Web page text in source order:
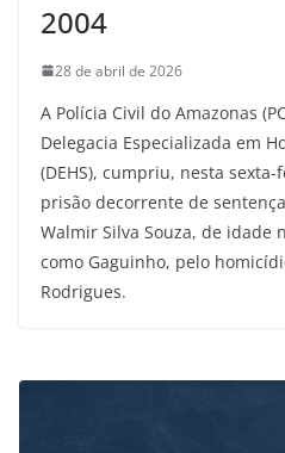
2004
28 de abril de 2026
A Polícia Civil do Amazonas
Delegacia Especializada em
(DEHS), cumpriu, nesta
prisão decorrente de
Walmir Silva Souza, de idade
como Gaguinho, pelo
Rodrigues.